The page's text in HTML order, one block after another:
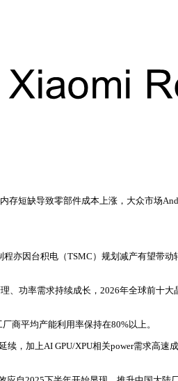
短缺导致零部件成本上涨，大众市场
亦因台积电（TSMC）规划减产有望带
、功率需求持续成长，2026年全球前十
商平均产能利用率保持在80%以上。
，加上AI GPU/XPU相关power需求高速